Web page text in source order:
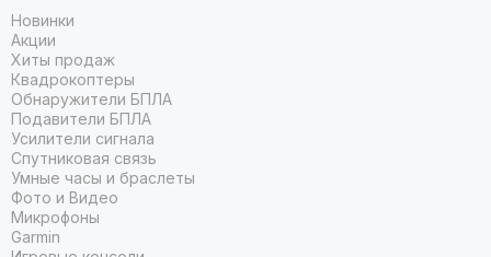
Новинки
Акции
Хиты продаж
Квадрокоптеры
Обнаружители БПЛА
Подавители БПЛА
Усилители сигнала
Спутниковая связь
Умные часы и браслеты
Фото и Видео
Микрофоны
Garmin